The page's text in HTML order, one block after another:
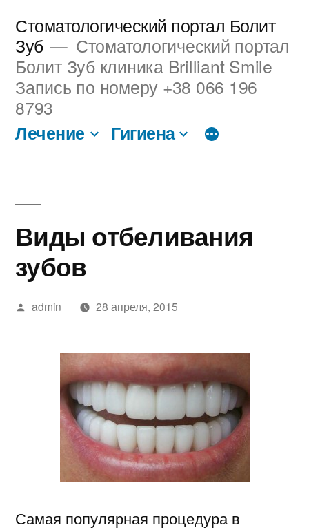
содержимому
Стоматологический портал Болит
Зуб
Стоматологический портал
Болит Зуб клиника Brilliant Smile
Запись по номеру +38 066 196
8793
Лечение Гигиена
Виды отбеливания
зубов
Написано
admin 28 апреля, 2015
Самая популярная процедура в